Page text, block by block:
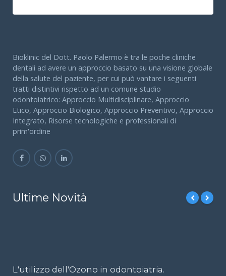
Bioklinic del Dott. Paolo Palermo è tra le poche cliniche
dentali ad avere un approccio basato su una visione globale
della salute del paziente, per cui può vantare i seguenti
tratti distintivi rispetto ad un comune studio
odontoiatrico: Approccio Multidisciplinare, Approccio
Etico, Approccio Biologico, Approccio Preventivo, Approccio
Integrato, Risorse tecnologiche e professionali di
prim'ordine
Ultime Novità
L'utilizzo dell'Ozono in odontoiatria.